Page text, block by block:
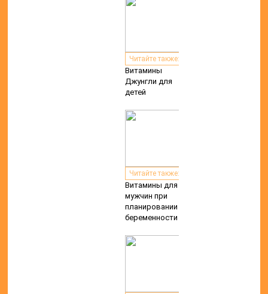
Читайте также:
Витамины
Джунгли для
детей
Читайте также:
Витамины для
мужчин при
планировании
беременности